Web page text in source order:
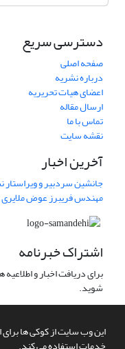
این وب سایت از کوکی ها برای
دسترسی سریع
صفحه اصلی
درباره نشریه
اعضای هیات تحریریه
ارسال مقاله
تماس با ما
نقشه سایت
آخرین اخبار
جانشین سردبیر و
مهندس فریبرز عوض ملایری
اشتراک خبرنامه
برای دریافت اخبار و
شوید.